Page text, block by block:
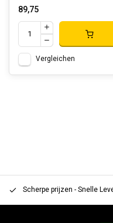
89,75
Vergleichen
Scherpe prijzen - Snelle